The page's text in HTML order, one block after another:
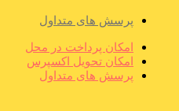
پرسش های متداول
امکان پرداخت در محل
امکان تحویل اکسپرس
پرسش های متداول